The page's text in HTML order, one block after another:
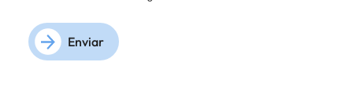
Enviar